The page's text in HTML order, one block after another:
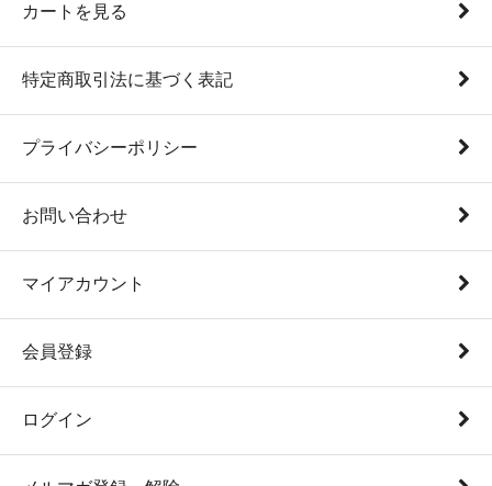
カートを見る
特定商取引法に基づく表記
プライバシーポリシー
お問い合わせ
マイアカウント
会員登録
ログイン